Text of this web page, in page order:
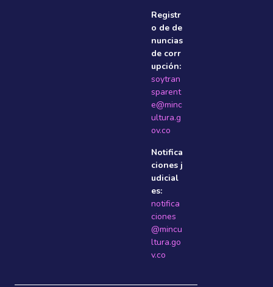
Registr
o de de
nuncias
de corr
upción:
soytran
sparent
e@minc
ultura.g
ov.co
Notifica
ciones j
udicial
es:
notifica
ciones
@mincu
ltura.go
v.co